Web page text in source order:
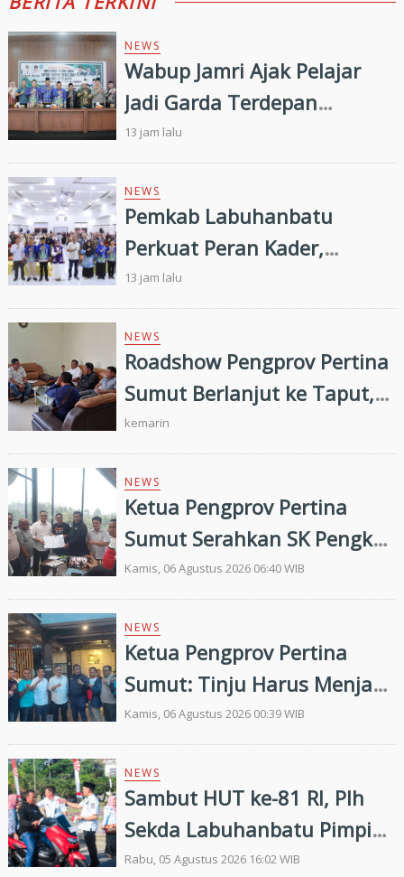
NEWS
Wabup Jamri Ajak Pelajar
Jadi Garda Terdepan
Merawat Kerukunan di Era
Digital
13 jam lalu
NEWS
Pemkab Labuhanbatu
Perkuat Peran Kader,
Efektivitas Penurunan
Stunting Masih Menjadi
Tantangan Bersama
13 jam lalu
NEWS
Roadshow Pengprov Pertina
Sumut Berlanjut ke Taput,
Pengkab Siap Dukung
Pembinaan dan Targetkan
Prestasi di Porprovsu 2026
kemarin
NEWS
Ketua Pengprov Pertina
Sumut Serahkan SK Pengkab
Pertina Madina Periode
2026–2030
Kamis, 06 Agustus 2026 06:40 WIB
NEWS
Ketua Pengprov Pertina
Sumut: Tinju Harus Menjadi
Jalan Membangun Masa
Depan Generasi Muda
Kamis, 06 Agustus 2026 00:39 WIB
NEWS
Sambut HUT ke-81 RI, Plh
Sekda Labuhanbatu Pimpin
Pembagian 300 Bendera
Rabu, 05 Agustus 2026 16:02 WIB